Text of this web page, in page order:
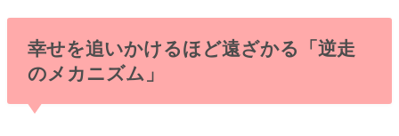
幸せを追いかけるほど遠ざかる「逆走
のメカニズム」